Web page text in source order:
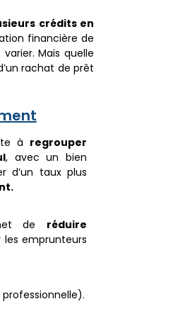
crédits en
financière de
Mais quelle
rachat de prêt
à regrouper
, avec un bien
d’un taux plus
de réduire
les emprunteurs